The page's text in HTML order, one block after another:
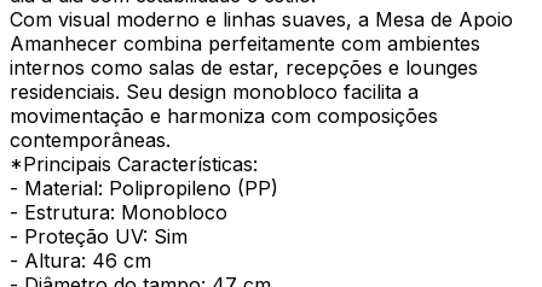
Com visual moderno e linhas suaves, a Mesa de Apoio
Amanhecer combina perfeitamente com ambientes
internos como salas de estar, recepções e lounges
residenciais. Seu design monobloco facilita a
movimentação e harmoniza com composições
contemporâneas.
*Principais Características:
- Material: Polipropileno (PP)
- Estrutura: Monobloco
- Proteção UV: Sim
- Altura: 46 cm